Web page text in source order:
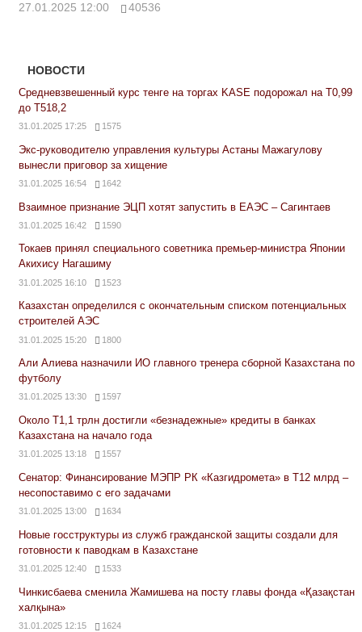
27.01.2025 12:00 40536
НОВОСТИ
Средневзвешенный курс тенге на торгах KASE подорожал на Т0,99
до Т518,2
31.01.2025 17:25 1575
Экс-руководителю управления культуры Астаны Мажагулову
вынесли приговор за хищение
31.01.2025 16:54 1642
Взаимное признание ЭЦП хотят запустить в ЕАЭС – Сагинтаев
31.01.2025 16:42 1590
Токаев принял специального советника премьер-министра Японии
Акихису Нагашиму
31.01.2025 16:10 1523
Казахстан определился с окончательным списком потенциальных
строителей АЭС
31.01.2025 15:20 1800
Али Алиева назначили ИО главного тренера сборной Казахстана по
футболу
31.01.2025 13:30 1597
Около Т1,1 трлн достигли «безнадежные» кредиты в банках
Казахстана на начало года
31.01.2025 13:18 1557
Сенатор: Финансирование МЭПР РК «Казгидромета» в Т12 млрд –
несопоставимо с его задачами
31.01.2025 13:00 1634
Новые госструктуры из служб гражданской защиты создали для
готовности к паводкам в Казахстане
31.01.2025 12:40 1533
Чинкисбаева сменила Жамишева на посту главы фонда «Қазақстан
халқына»
31.01.2025 12:15 1624